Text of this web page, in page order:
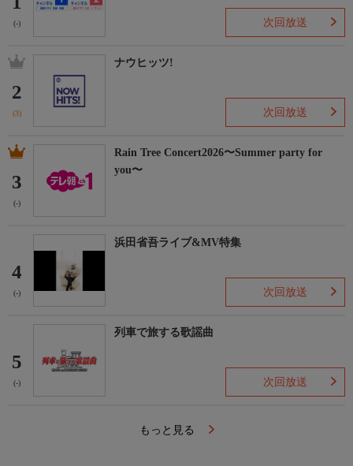
(-) 次回放送
2
(3)
ナウヒッツ!
次回放送
3
(-)
Rain Tree Concert2026〜Summer party for
you〜
4
(-)
浜田省吾ライブ&MV特集
次回放送
5
(-)
列車で旅する歌謡曲
次回放送
もっと見る